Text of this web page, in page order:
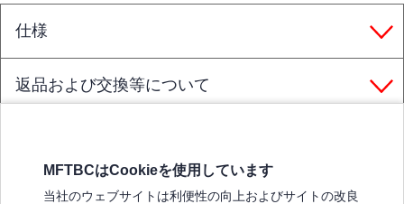
仕様
返品および交換等について
MFTBCはCookieを使用しています
当社のウェブサイトは利便性の向上およびサイトの改良